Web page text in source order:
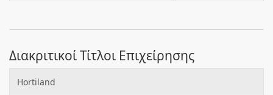
Διακριτικοί Τίτλοι Επιχείρησης
Hortiland